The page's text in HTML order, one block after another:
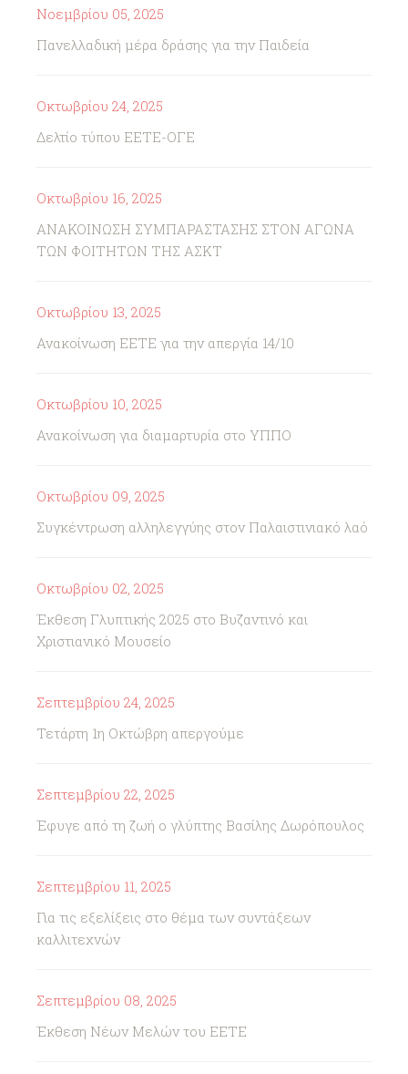
Νοεμβρίου 05, 2025
Πανελλαδική μέρα δράσης για την Παιδεία
Οκτωβρίου 24, 2025
Δελτίο τύπου ΕΕΤΕ-ΟΓΕ
Οκτωβρίου 16, 2025
ΑΝΑΚΟΙΝΩΣΗ ΣΥΜΠΑΡΑΣΤΑΣΗΣ ΣΤΟΝ ΑΓΩΝΑ
ΤΩΝ ΦΟΙΤΗΤΩΝ ΤΗΣ ΑΣΚΤ
Οκτωβρίου 13, 2025
Ανακοίνωση ΕΕΤΕ για την απεργία 14/10
Οκτωβρίου 10, 2025
Ανακοίνωση για διαμαρτυρία στο ΥΠΠΟ
Οκτωβρίου 09, 2025
Συγκέντρωση αλληλεγγύης στον Παλαιστινιακό λαό
Οκτωβρίου 02, 2025
Έκθεση Γλυπτικής 2025 στο Βυζαντινό και
Χριστιανικό Μουσείο
Σεπτεμβρίου 24, 2025
Τετάρτη 1η Οκτώβρη απεργούμε
Σεπτεμβρίου 22, 2025
Έφυγε από τη ζωή ο γλύπτης Βασίλης Δωρόπουλος
Σεπτεμβρίου 11, 2025
Για τις εξελίξεις στο θέμα των συντάξεων
καλλιτεχνών
Σεπτεμβρίου 08, 2025
Έκθεση Νέων Μελών του ΕΕΤΕ